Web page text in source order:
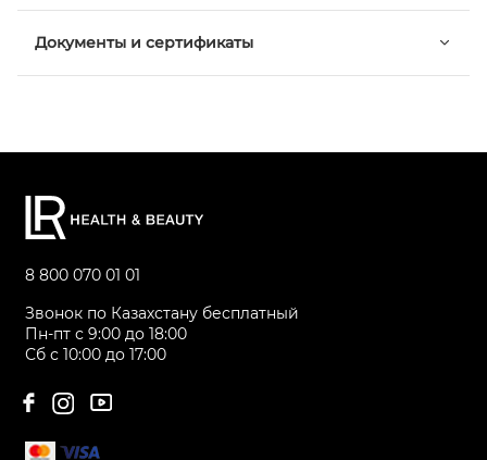
Документы и сертификаты
8 800 070 01 01
Звонок по Казахстану бесплатный
Пн-пт с 9:00 до 18:00
Сб с 10:00 до 17:00